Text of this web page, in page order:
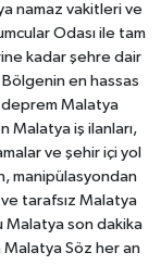
namaz vakitleri ve
Odası ile tam
kadar şehre dair
en hassas
deprem Malatya
Malatya iş ilanları,
ve şehir içi yol
manipülasyondan
ve tarafsız Malatya
Malatya son dakika
Söz her an